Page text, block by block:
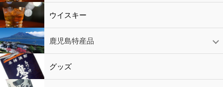
ウイスキー
鹿児島特産品
黒酢・酢
水
鹿児島特産品
おつまみ グッズ